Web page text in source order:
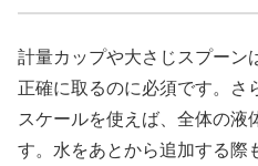
計量カップや大さじスプーン
正確に取るのに必須です。さ
スケールを使えば、全体の液
す。水をあとから追加する際